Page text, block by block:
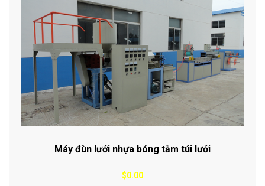
Máy đùn lưới nhựa bóng tắm túi lưới
$0.00